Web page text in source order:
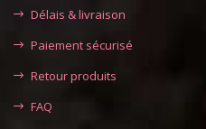
Délais & livraison
Paiement sécurisé
Retour produits
FAQ